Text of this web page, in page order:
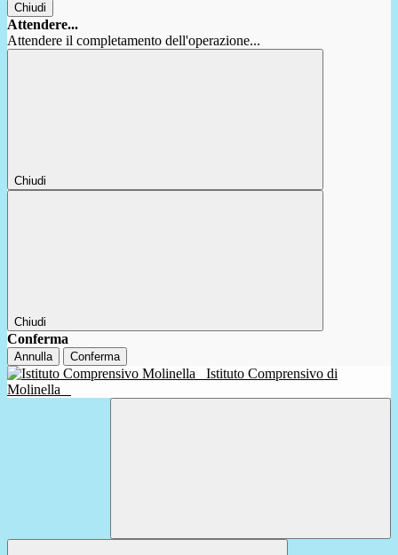
Chiudi
Attendere...
Attendere il completamento dell'operazione...
Chiudi
Chiudi
Conferma
Annulla Conferma
Istituto Comprensivo di
Molinella